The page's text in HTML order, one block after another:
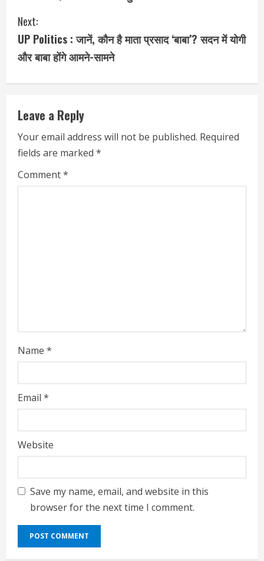
n
t
i
n
u
e
R
e
Next:
UP Politics : जानें, कौन है माता प्रसाद ‘बाबा’? सदन में योगी
और बाबा होंगे आमने-सामने
Leave a Reply
Your email address will not be published. Required
fields are marked *
Comment*
Name *
Email *
Website
Save my name, email, and website in this
browser for the next time I comment.